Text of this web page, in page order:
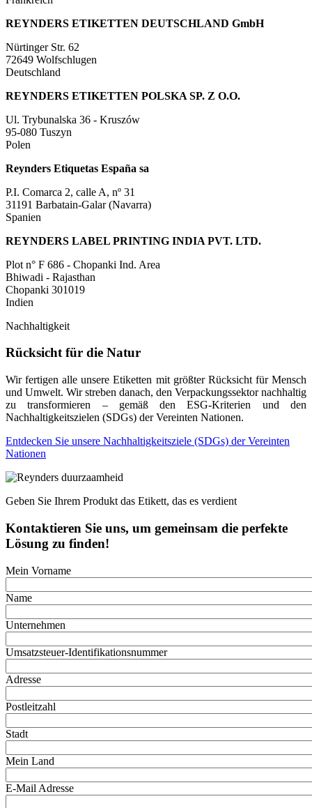
REYNDERS ETIKETTEN DEUTSCHLAND GmbH
Nürtinger Str. 62
72649 Wolfschlugen
Deutschland
REYNDERS ETIKETTEN POLSKA SP. Z O.O.
Ul. Trybunalska 36 - Kruszów
95-080 Tuszyn
Polen
Reynders Etiquetas España sa
P.I. Comarca 2, calle A, nº 31
31191 Barbatain-Galar (Navarra)
Spanien
REYNDERS LABEL PRINTING INDIA PVT. LTD.
Plot n° F 686 - Chopanki Ind. Area
Bhiwadi - Rajasthan
Chopanki 301019
Indien
Nachhaltigkeit
Rücksicht für die Natur
Wir fertigen alle unsere Etiketten mit größter Rücksicht fürMensch
und Umwelt. Wir streben danach, den Verpackungssektor nachhaltig
zu transformieren – gemäß den ESG-Kriterien und den
Nachhaltigkeitszielen (SDGs) der Vereinten Nationen.
Entdecken Sie unsere Nachhaltigkeitsziele (SDGs) der Vereinten
Nationen
Geben Sie Ihrem Produkt das Etikett, das es verdient
Kontaktieren Sie uns, um gemeinsam die perfekte
Lösung zu finden!
Mein Vorname
Name
Unternehmen
Umsatzsteuer-Identifikationsnummer
Adresse
Postleitzahl
Stadt
Mein Land
E-Mail Adresse